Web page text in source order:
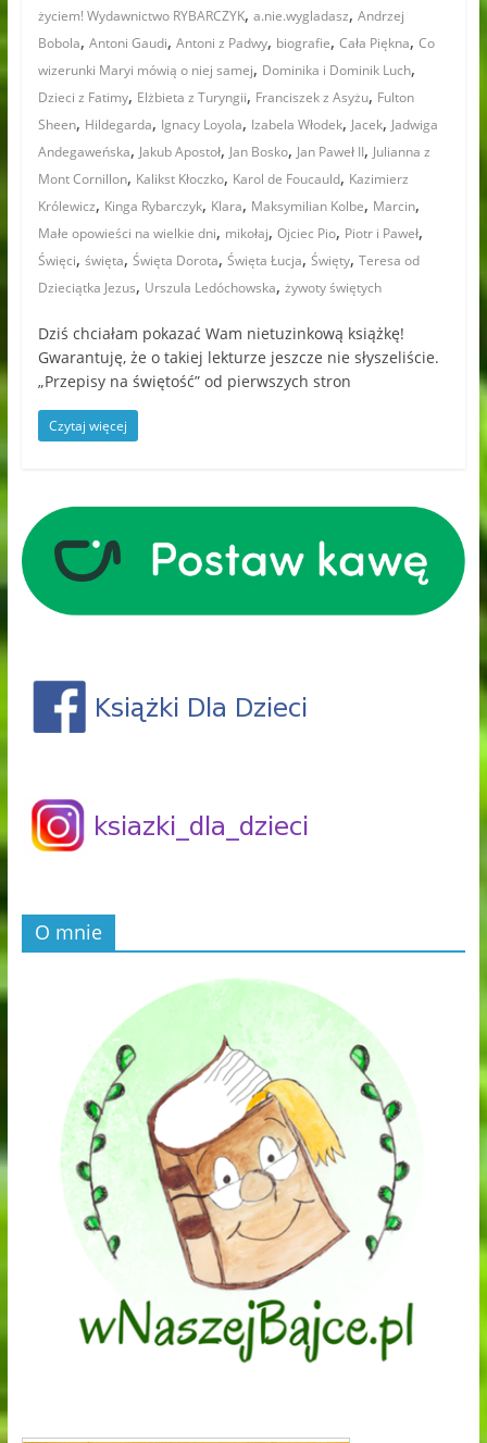
życiem! Wydawnictwo RYBARCZYK, a.nie.wygladasz, Andrzej
Bobola, Antoni Gaudi, Antoni z Padwy, biografie, Cała Piękna, Co
wizerunki Maryi mówią o niej samej, Dominika i Dominik Luch,
Dzieci z Fatimy, Elżbieta z Turyngii, Franciszek z Asyżu, Fulton
Sheen, Hildegarda, Ignacy Loyola, Izabela Włodek, Jacek, Jadwiga
Andegaweńska, Jakub Apostoł, Jan Bosko, Jan Paweł II, Julianna z
Mont Cornillon, Kalikst Kłoczko, Karol de Foucauld, Kazimierz
Królewicz, Kinga Rybarczyk, Klara, Maksymilian Kolbe, Marcin,
Małe opowieści na wielkie dni, mikołaj, Ojciec Pio, Piotr i Paweł,
Święci, święta, Święta Dorota, Święta Łucja, Święty, Teresa od
Dzieciątka Jezus, Urszula Ledóchowska, żywoty świętych
Dziś chciałam pokazać Wam nietuzinkową książkę!
Gwarantuję, że o takiej lekturze jeszcze nie słyszeliście.
„Przepisy na świętość” od pierwszych stron
Czytaj więcej
O mnie